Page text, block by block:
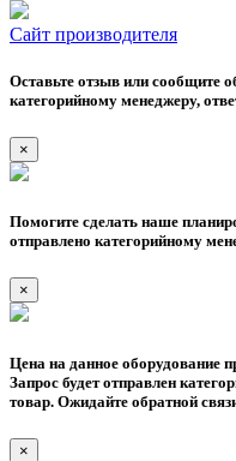
Сайт производителя
Оставьте отзыв или сообщите
категорийному менеджеру,
×
Помогите сделать наше
отправлено категорийному
×
Цена на данное оборудование
Запрос будет отправлен
товар. Ожидайте обратной
×